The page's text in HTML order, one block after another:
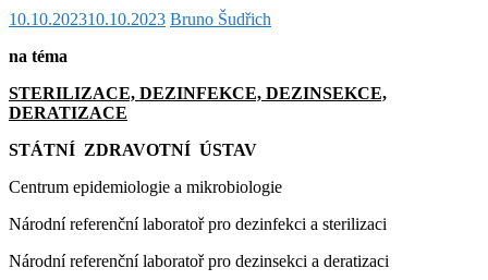
10.10.202310.10.2023 Bruno Šudřich
na téma
STERILIZACE, DEZINFEKCE, DEZINSEKCE,
DERATIZACE
STÁTNÍ ZDRAVOTNÍ ÚSTAV
Centrum epidemiologie a mikrobiologie
Národní referenční laboratoř pro dezinfekci a sterilizaci
Národní referenční laboratoř pro dezinsekci a deratizaci